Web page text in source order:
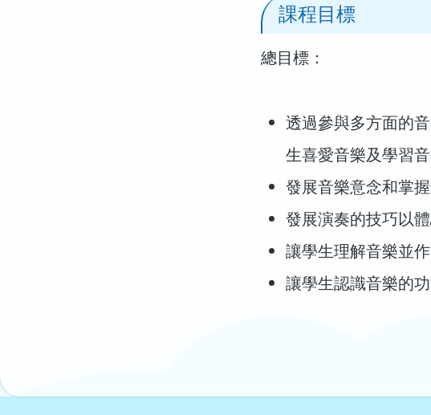
課程目標
總目標：
透過參與多方面的
生喜愛音樂及學習音
發展音樂意念和掌
發展演奏的技巧以
讓學生理解音樂並
讓學生認識音樂的